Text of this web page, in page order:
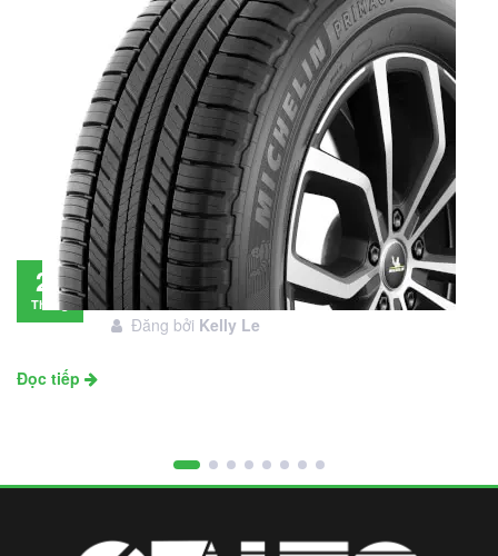
28
Tháng
Đánh giá lốp Michelin Primacy SUV: Đáng
đầu tư không?
Đăng bởi Kelly Le
Đọc tiếp